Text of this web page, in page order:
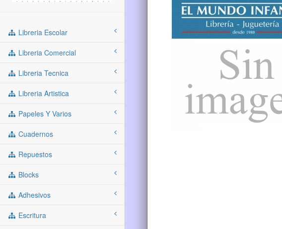
Libreria Escolar
Libreria Comercial
Libreria Tecnica
Libreria Artistica
Papeles Y Varios
Cuadernos
Repuestos
Blocks
Adhesivos
Escritura